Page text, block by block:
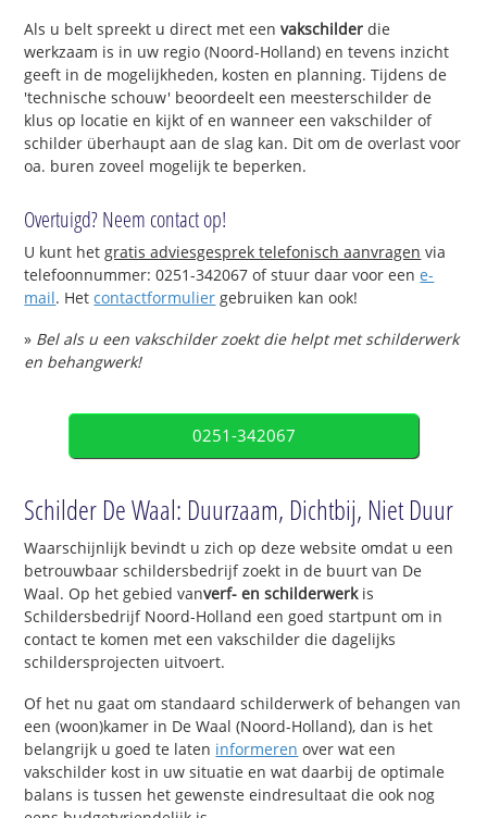
Als u belt spreekt u direct met eenvakschilder die
werkzaam is in uw regio (Noord-Holland) en tevens inzicht
geeft in de mogelijkheden, kosten en planning. Tijdens de
'technische schouw' beoordeelt een meesterschilder de
klus op locatie en kijkt of en wanneer een vakschilder of
schilder überhaupt aan de slag kan. Dit om de overlast voor
oa. buren zoveel mogelijk te beperken.
Overtuigd? Neem contact op!
U kunt hetgratis adviesgesprek telefonisch aanvragen via
telefoonnummer: 0251-342067 of stuur daar voor eene-
mail. Hetcontactformulier gebruiken kan ook!
» Bel als u een vakschilder zoekt die helpt met schilderwerk
en behangwerk!
0251-342067
Schilder De Waal: Duurzaam, Dichtbij, Niet Duur
Waarschijnlijk bevindt u zich op deze website omdat u een
betrouwbaar schildersbedrijf zoekt in de buurt van De
Waal. Op het gebied vanverf- en schilderwerkis
Schildersbedrijf Noord-Holland een goed startpunt om in
contact te komen met een vakschilder die dagelijks
schildersprojecten uitvoert.
Of het nu gaat om standaard schilderwerk of behangen van
een (woon)kamer in De Waal (Noord-Holland), dan is het
belangrijk u goed te laten informeren over wat een
vakschilder kost in uw situatie en wat daarbij de optimale
balans is tussen het gewenste eindresultaat die ook nog